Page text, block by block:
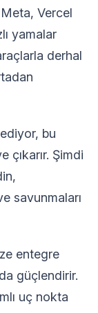
Meta, Vercel
yamalar
derhal
bu
Şimdi
savunmaları
entegre
güçlendirir.
uç nokta